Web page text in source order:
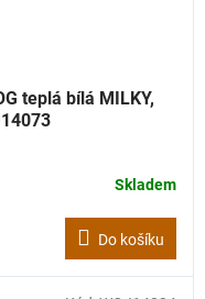
teplá bílá MILKY,
Skladem
Do košíku